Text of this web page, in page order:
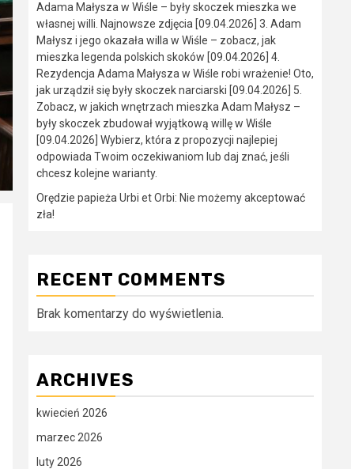
Adama Małysza w Wiśle – były skoczek mieszka we
własnej willi. Najnowsze zdjęcia [09.04.2026] 3. Adam
Małysz i jego okazała willa w Wiśle – zobacz, jak
mieszka legenda polskich skoków [09.04.2026] 4.
Rezydencja Adama Małysza w Wiśle robi wrażenie! Oto,
jak urządził się były skoczek narciarski [09.04.2026] 5.
Zobacz, w jakich wnętrzach mieszka Adam Małysz –
były skoczek zbudował wyjątkową willę w Wiśle
[09.04.2026] Wybierz, która z propozycji najlepiej
odpowiada Twoim oczekiwaniom lub daj znać, jeśli
chcesz kolejne warianty.
Orędzie papieża Urbi et Orbi: Nie możemy akceptować
zła!
RECENT COMMENTS
Brak komentarzy do wyświetlenia.
ARCHIVES
kwiecień 2026
marzec 2026
luty 2026